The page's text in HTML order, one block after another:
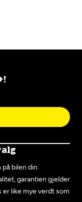
bilen din.
garantien gjelder
like mye verdt som